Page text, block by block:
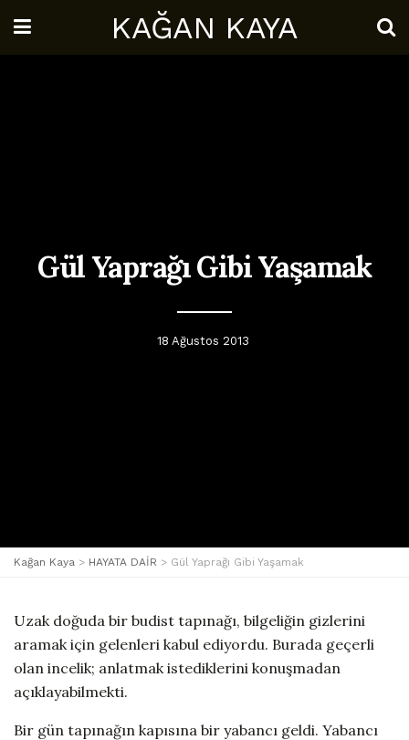
KAĞAN KAYA
Gül Yaprağı Gibi Yaşamak
18 Ağustos 2013
Kağan Kaya > HAYATA DAİR > Gül Yaprağı Gibi Yaşamak
Uzak doğuda bir budist tapınağı, bilgeliğin gizlerini
aramak için gelenleri kabul ediyordu. Burada geçerli
olan incelik; anlatmak istediklerini konuşmadan
açıklayabilmekti.
Bir gün tapınağın kapısına bir yabancı geldi. Yabancı